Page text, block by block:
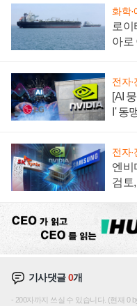
화학·
로이
아로
전자·
[AI
I' 동
전자·
엔비
검토
기사댓글0개
200자까지 쓰실 수 있습니다. (현재 0